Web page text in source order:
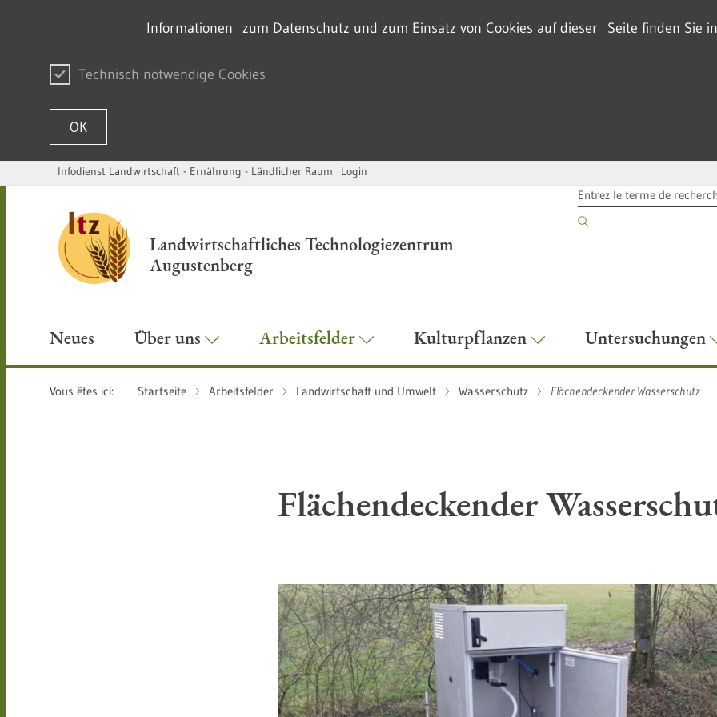
Informationen zum Datenschutz und zum Einsatz von Cookies auf dieser Seite finden Sie
Technisch notwendige Cookies
OK
Passer au contenu
Infodienst Landwirtschaft - Ernährung - Ländlicher Raum Login
Landwirtschaftliches Technologiezentrum
Augustenberg
TERME DE RECHERCHE
Neues Über uns Arbeitsfelder Kulturpflanzen Untersuchungen
Vous êtes ici: Startseite Arbeitsfelder Landwirtschaft und Umwelt Wasserschutz Flächendeckender Wasserschutz
Flächendeckender